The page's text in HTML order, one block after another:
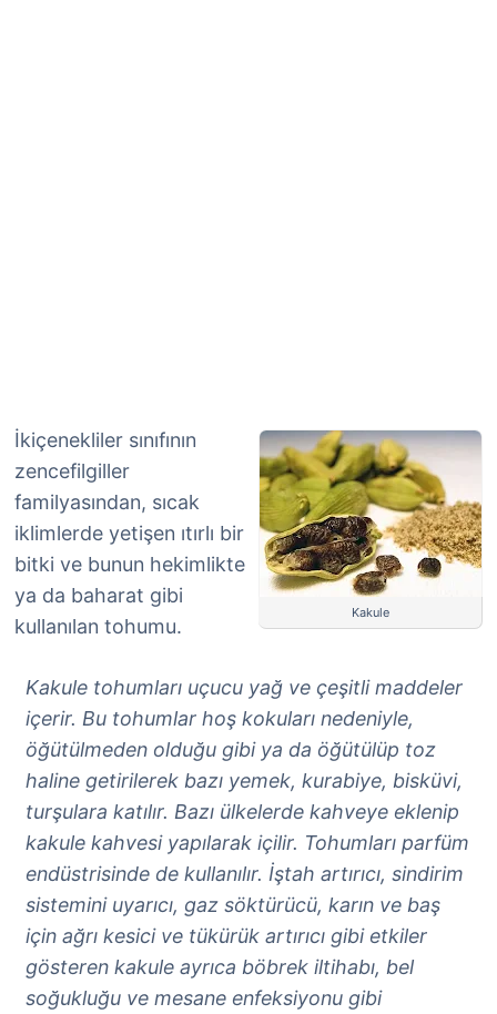
Kakule
İkiçenekliler sınıfının
zencefilgiller
familyasından, sıcak
iklimlerde yetişen ıtırlı bir
bitki ve bunun hekimlikte
ya da baharat gibi
kullanılan tohumu.
Kakule tohumları uçucu yağ ve çeşitli maddeler
içerir. Bu tohumlar hoş kokuları nedeniyle,
öğütülmeden olduğu gibi ya da öğütülüp toz
haline getirilerek bazı yemek, kurabiye, bisküvi,
turşulara katılır. Bazı ülkelerde kahveye eklenip
kakule kahvesi yapılarak içilir. Tohumları parfüm
endüstrisinde de kullanılır. İştah artırıcı, sindirim
sistemini uyarıcı, gaz söktürücü, karın ve baş
için ağrı kesici ve tükürük artırıcı gibi etkiler
gösteren kakule ayrıca böbrek iltihabı, bel
soğukluğu ve mesane enfeksiyonu gibi